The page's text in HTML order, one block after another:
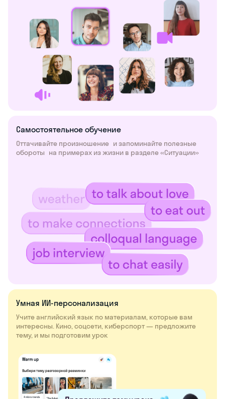
Самостоятельное обучение
Оттачивайте произношение и запоминайте полезные
обороты на примерах из жизни в разделе «Ситуации»
Умная ИИ-персонализация
Учите английский язык по материалам, которые вам
интересны. Кино, соцсети, киберспорт — предложите
тему, и мы подготовим урок